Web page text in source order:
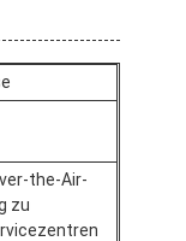
the-Air-
zu